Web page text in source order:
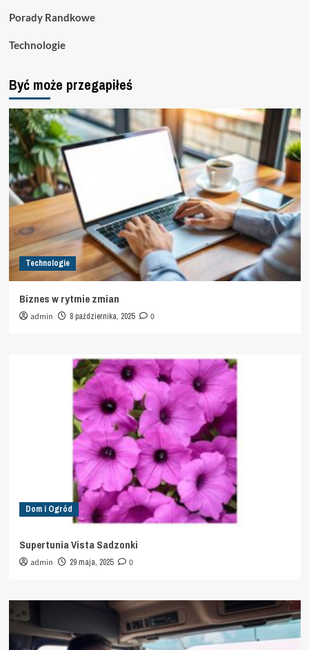
Porady Randkowe
Technologie
Być może przegapiłeś
Technologie
Biznes w rytmie zmian
admin 8 października, 2025 0
Dom i Ogród
Supertunia Vista Sadzonki
admin 29 maja, 2025 0